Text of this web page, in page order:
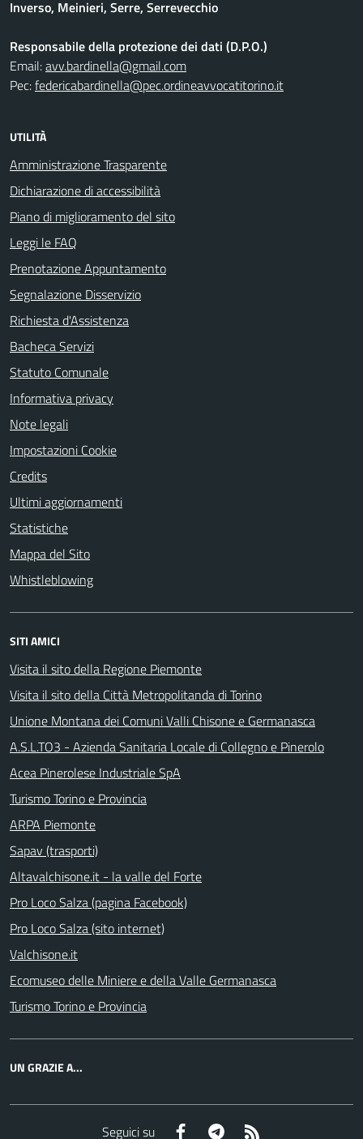
Inverso, Meinieri, Serre, Serrevecchio
Responsabile della protezione dei dati (D.P.O.)
Email:avv.bardinella@gmail.com
Pec:federicabardinella@pec.ordineavvocatitorino.it
UTILITÀ
Amministrazione Trasparente
Dichiarazione di accessibilità
Piano di miglioramento del sito
Leggi le FAQ
Prenotazione Appuntamento
Segnalazione Disservizio
Richiesta d'Assistenza
Bacheca Servizi
Statuto Comunale
Informativa privacy
Note legali
Impostazioni Cookie
Credits
Ultimi aggiornamenti
Statistiche
Mappa del Sito
Whistleblowing
SITI AMICI
Visita il sito della Regione Piemonte
Visita il sito della Città Metropolitanda di Torino
Unione Montana dei Comuni Valli Chisone e Germanasca
A.S.L.TO3 - Azienda Sanitaria Locale di Collegno e Pinerolo
Acea Pinerolese Industriale SpA
Turismo Torino e Provincia
ARPA Piemonte
Sapav (trasporti)
Altavalchisone.it - la valle del Forte
Pro Loco Salza (pagina Facebook)
Pro Loco Salza (sito internet)
Valchisone.it
Ecomuseo delle Miniere e della Valle Germanasca
Turismo Torino e Provincia
UN GRAZIE A...
Seguici su Facebook Telegram